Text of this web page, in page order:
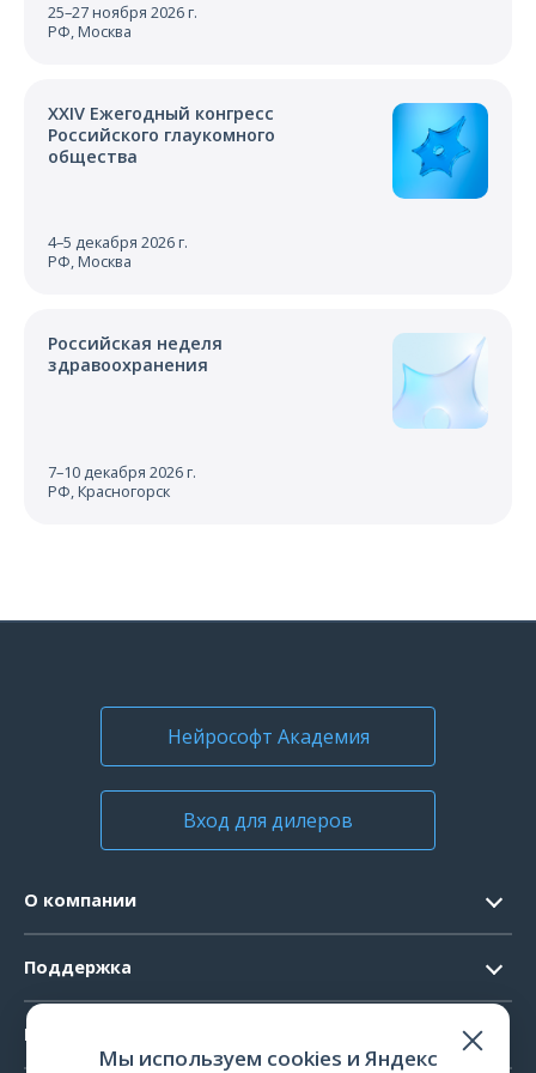
25–27 ноября 2026 г.
РФ, Москва
XXIV Ежегодный конгресс
Российского глаукомного
общества
4–5 декабря 2026 г.
РФ, Москва
Российская неделя
здравоохранения
7–10 декабря 2026 г.
РФ, Красногорск
Нейрософт Академия
Вход для дилеров
О компании
Официальные документы
Поддержка
Системные требования
Продукты
Мы используем cookies и Яндекс